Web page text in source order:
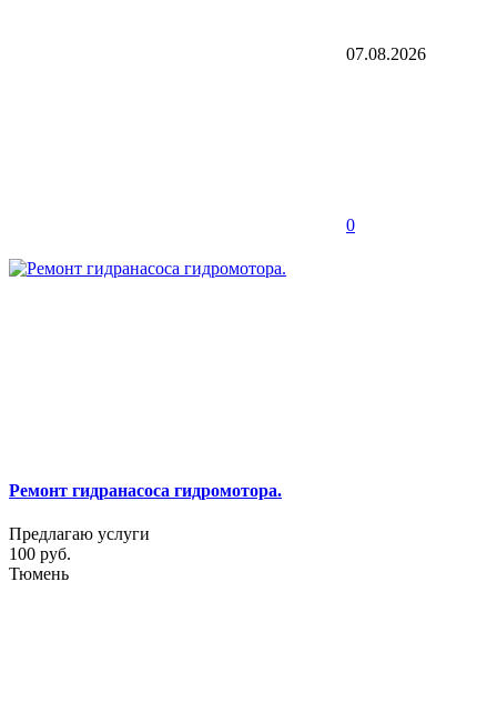
07.08.2026
0
Ремонт гидранасоса гидромотора.
Предлагаю услуги
100 руб.
Тюмень